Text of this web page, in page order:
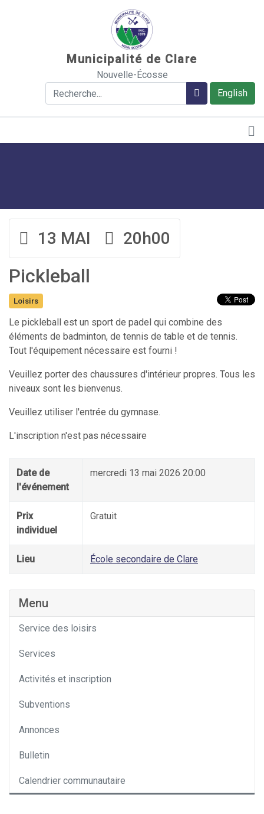
Municipalité de Clare
Nouvelle-Écosse
English
Rechercher Rechercher
13 MAI 20h00
Pickleball
Loisirs
Le pickleball est un sport de padel qui combine des
éléments de badminton, de tennis de table et de tennis.
Tout l'équipement nécessaire est fourni !
Veuillez porter des chaussures d'intérieur propres. Tous les
niveaux sont les bienvenus.
Veuillez utiliser l'entrée du gymnase.
L'inscription n'est pas nécessaire
Date de
l'événement
mercredi 13 mai 2026 20:00
Prix
individuel
Gratuit
Lieu École secondaire de Clare
Menu
Service des loisirs
Services
Activités et inscription
Subventions
Annonces
Bulletin
Calendrier communautaire